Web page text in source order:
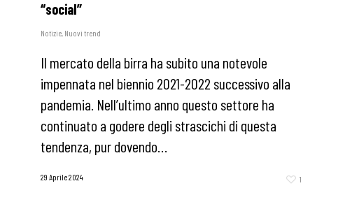
“social”
Notizie, Nuovi trend
Il mercato della birra ha subito una notevole
impennata nel biennio 2021-2022 successivo alla
pandemia. Nell’ultimo anno questo settore ha
continuato a godere degli strascichi di questa
tendenza, pur dovendo…
29 Aprile 2024 1